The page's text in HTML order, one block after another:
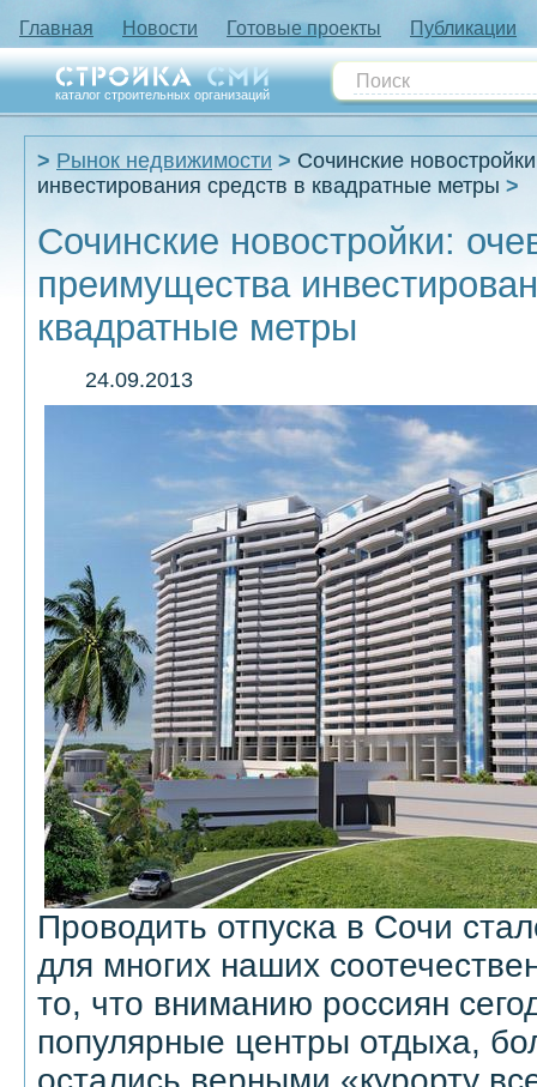
Главная Новости Готовые проекты Публикации
каталог строительных организаций
Рынок недвижимости
Сочинские
инвестирования средств в квадратные метры
Сочинские новостройки:
преимущества
квадратные метры
24.09.2013
Проводить отпуска в Сочи
для многих наших
то, что вниманию россиян
популярные центры отдыха,